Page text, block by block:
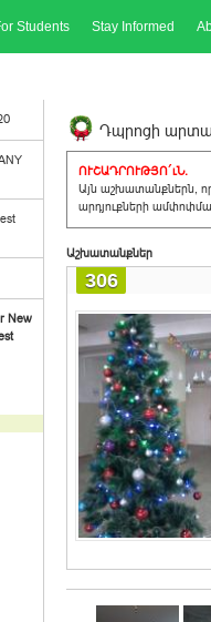
Students Stay Informed
New
Դպրոցի
ՈՒՇԱԴՐՈՒԹՅՈ´ւՆ.
Այն աշխատանքներն,
արդյուքների
Աշխատանքներ
306